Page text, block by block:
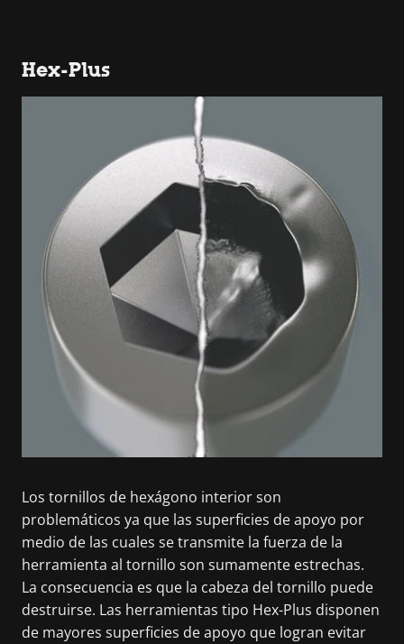
Hex-Plus
Los tornillos de hexágono interior son
problemáticos ya que las superficies de apoyo por
medio de las cuales se transmite la fuerza de la
herramienta al tornillo son sumamente estrechas.
La consecuencia es que la cabeza del tornillo puede
destruirse. Las herramientas tipo Hex-Plus disponen
de mayores superficies de apoyo que logran evitar